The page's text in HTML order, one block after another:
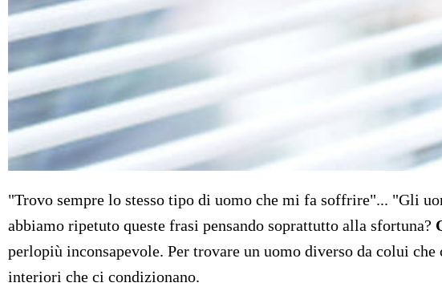
"Trovo sempre lo stesso tipo di uomo che mi fa soffrire"... "Gli
abbiamo ripetuto queste frasi pensando soprattutto alla sfortuna?
perlopiù inconsapevole. Per trovare un uomo diverso da colui
interiori che ci condizionano.